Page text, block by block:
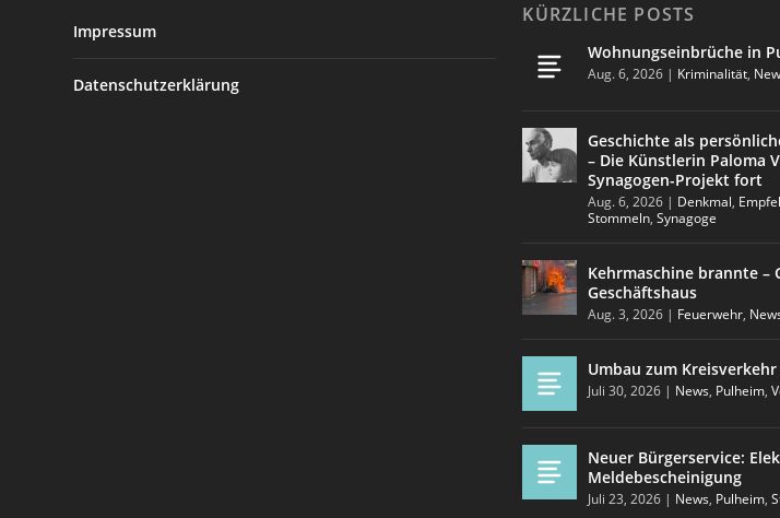
Impressum
Datenschutzerklärung
KÜRZLICHE POSTS
Wohnungseinbrüche in
Aug. 6, 2026 | Kriminalität,
Geschichte als
– Die Künstlerin Paloma
Synagogen-Projekt fort
Aug. 6, 2026 | Denkmal,
Stommeln,Synagoge
Kehrmaschine brannte –
Geschäftshaus
Aug. 3, 2026 | Feuerwehr,
Umbau zum
Juli 30, 2026 | News, Pulheim,
Neuer Bürgerservice:
Meldebescheinigung
Juli 23, 2026 | News, Pulheim,